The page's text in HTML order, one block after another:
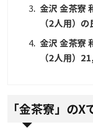
金沢 金茶寮
（2人用）
金沢 金茶寮
（2人用）
「金茶寮」のX